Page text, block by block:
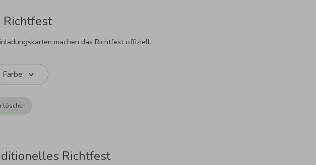
machen das Richtfest offiziell.
Farbe
löschen
Richtfest